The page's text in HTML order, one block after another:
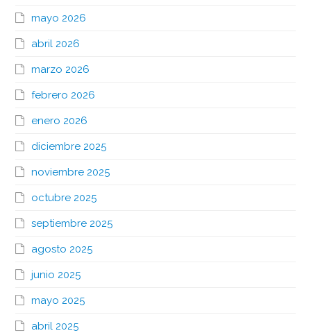
mayo 2026
abril 2026
marzo 2026
febrero 2026
enero 2026
diciembre 2025
noviembre 2025
octubre 2025
septiembre 2025
agosto 2025
junio 2025
mayo 2025
abril 2025